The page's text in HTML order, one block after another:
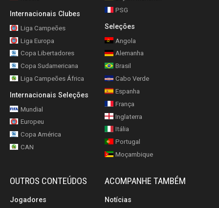
Internacionais Clubes
Liga Campeões
Liga Europa
Copa Libertadores
Copa Sudamericana
Liga Campeões África
Internacionais Seleções
Mundial
Europeu
Copa América
CAN
PSG
Seleções
Angola
Alemanha
Brasil
Cabo Verde
Espanha
França
Inglaterra
Itália
Portugal
Moçambique
OUTROS CONTEÚDOS
Jogadores
ACOMPANHE TAMBÉM
Notícias